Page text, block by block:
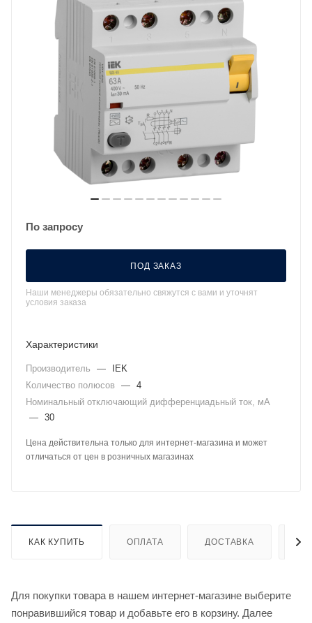
По запросу
ПОД ЗАКАЗ
Наши менеджеры обязательно свяжутся с вами и уточнят
условия заказа
Характеристики
Производитель —
IEK
Количество полюсов
— 4
Номинальный отключающий дифференциадьный ток, мА
— 30
Цена действительна только для интернет-магазина и может
отличаться от цен в розничных магазинах
КАК КУПИТЬ ОПЛАТА ДОСТАВКА
Для покупки товара в нашем интернет-магазине выберите
понравившийся товар и добавьте его в корзину. Далее